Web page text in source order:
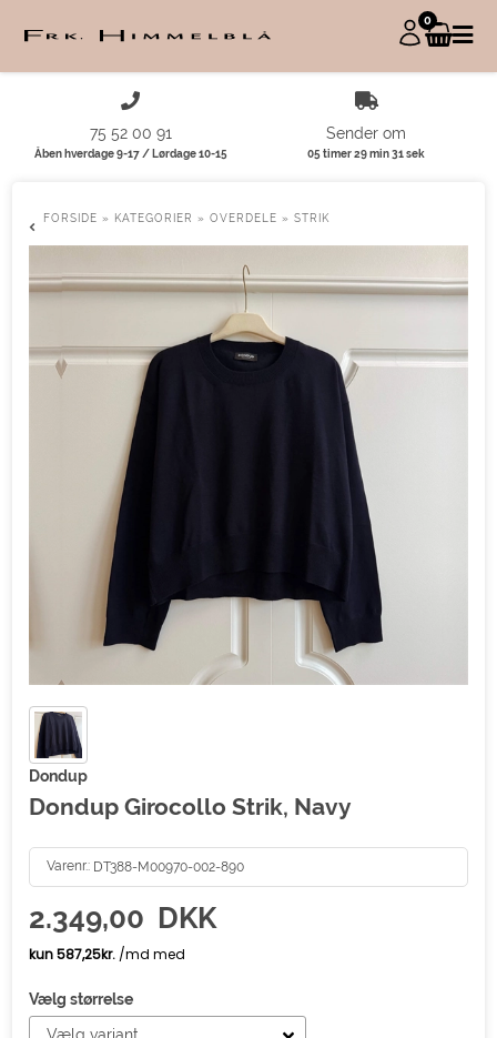
0
75 52 00 91
Åben hverdage 9-17 / Lørdage 10-15
Sender om
05 timer 29 min 31 sek
FORSIDE » KATEGORIER »OVERDELE »STRIK
Dondup
Dondup Girocollo Strik, Navy
Varenr.: DT388-M00970-002-890
2.349,00 DKK
Vælg størrelse